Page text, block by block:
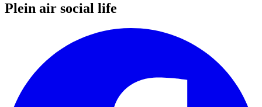
Plein air social life